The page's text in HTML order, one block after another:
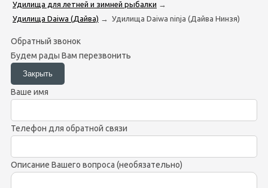
Удилища для летней и зимней рыбалки →
Удилищa Daiwa (Дайва) → Удилища Daiwa ninja (Дайва Нинзя)
Обратный звонок
Будем рады Вам перезвонить
Ваше имя
Телефон для обратной связи
Описание Вашего вопроса (необязательно)